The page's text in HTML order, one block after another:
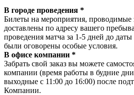
В городе проведения *
Билеты на мероприятия, проводимые
доставлены по адресу вашего
проведения матча за 1-5 дней до
были оговорены особые условия.
В офисе компании *
Забрать свой заказ вы можете
компании (время работы в будние
выходные с 11:00 до 16:00) после
Компании.